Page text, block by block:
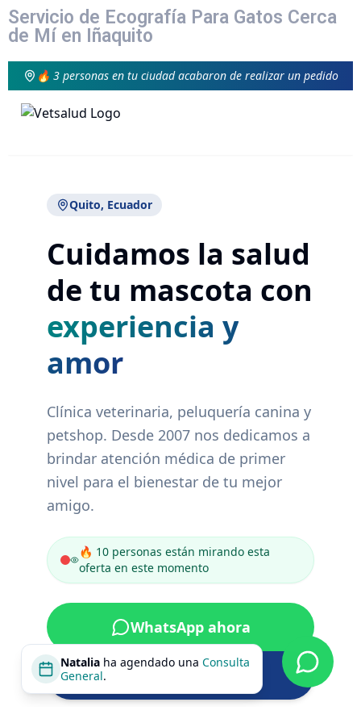
Servicio de Ecografía Para Gatos Cerca
de Mí en Iñaquito